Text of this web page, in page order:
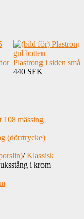
Plastrong i siden
440 SEK
(dörrtrycke)
/ Klassisk
i krom